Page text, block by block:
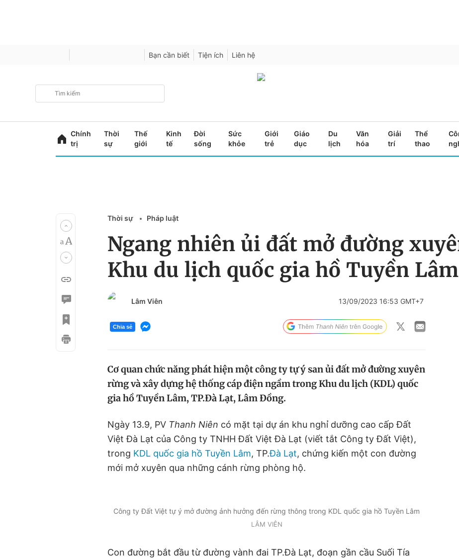
Bạn cần biết Tiện ích Liên hệ
Chính
trị
Thời
sự
Thế
giới
Kinh
tế
Đời
sống
Sức
khỏe
Giới
trẻ
Giáo
dục
Du
lịch
Văn
hóa
Giải
trí
Thể
thao
Thời sự Pháp luật
Ngang nhiên ủi đất mở đường
Khu du lịch quốc gia hồ Tuyền Lâm
Lâm Viên 13/09/2023 16:53 GMT+7
Chia sẻ
Cơ quan chức năng phát hiện một công ty tự ý san ủi đất mở đường xuyên
rừng và xây dựng hệ thống cáp điện ngầm trong Khu du lịch (KDL) quốc
gia hồ Tuyền Lâm, TP.Đà Lạt, Lâm Đồng.
Ngày 13.9, PV Thanh Niên có mặt tại dự án khu nghỉ dưỡng cao cấp Đất
Việt Đà Lạt của Công ty TNHH Đất Việt Đà Lạt (viết tắt Công ty Đất Việt),
trong KDL quốc gia hồ Tuyền Lâm, TP.Đà Lạt, chứng kiến một con đường
mới mở xuyên qua những cánh rừng phòng hộ.
Công ty Đất Việt tự ý mở đường ảnh hưởng đến rừng thông trong KDL quốc gia hồ Tuyền Lâm
LÂM VIÊN
Con đường bắt đầu từ đường vành đai TP.Đà Lạt, đoạn gần cầu Suối Tía